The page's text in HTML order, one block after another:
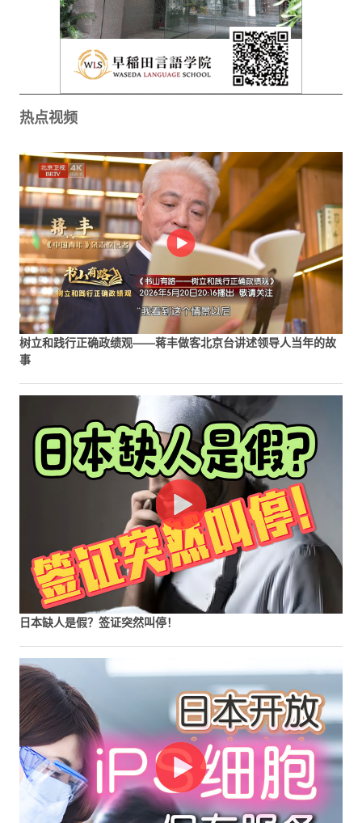
热点视频
树立和践行正确政绩观——蒋丰做客北京台讲述领导人当年的故
事
日本缺人是假？签证突然叫停！